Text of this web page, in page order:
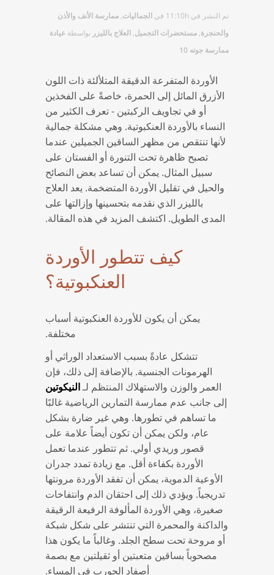
تم النشر في 11:10h في الجماليات, ممارسة الأنف والأذن
والحنجرة, مستحضرات التجميل, العلاج بالليزر بواسطة عيادة
ممارسة جوته 10
الأوردة المتفرعة الدقيقة المتلألئة ذات اللون
الأزرق المائل إلى الحمرة، خاصةً على الفخذين
أو في تجاويف الركبتين - تعرف الكثير من
النساء بالأوردة العنكبوتية. وهي مشكلة جمالية
لأنها تنتقص من مظهر الساقين الجميلين عندما
تصبح ظاهرة تحت التنورة أو الفستان على
سبيل المثال. يمكن أن تساعد بعض النصائح
والحيل في تقليل الأوردة المتضخمة. يعد العلاج
بالليزر الذي نقدمه بتحسينها وإزالتها على
المدى الطويل. اكتشف المزيد في هذه المقالة.
كيف تتطور الأوردة
العنكبوتية؟
يمكن أن يكون للأوردة العنكبوتية أسباب
مختلفة.
تتشكل عادةً بسبب الاستعداد الوراثي أو
الهرمونات الجنسية. بالإضافة إلى ذلك، فإن
العمر والوزن والاستهلاك المنتظم لـالنيكوتين
إلى جانب عدم ممارسة التمارين الرياضية غالبًا
ما تساهم في تطورها. وهي غير ضارة بشكل
عام، ولكن يمكن أن تكون أيضاً علامة على
قصور وريدي أولي. ثم تتطور عندما تعمل
الأوردة بكفاءة أقل. مع زيادة تمدد جدران
الأوعية الدموية، يمكن أن تفقد الأوردة مرونتها
تدريجياً. ويؤدي ذلك إلى احتقان الدم وانتفاخات
صغيرة، وهي الأوردة المألوفة الرفيعة الرقيقة
والداكنة والمحمرة التي تنتشر على شكل شبكة
أو مروحة تحت سطح الجلد. وغالباً ما يكون هذا
مصحوباً بساقين متعبتين أو ثقيلتين مع بصمة
أصفاد الجورب في المساء.